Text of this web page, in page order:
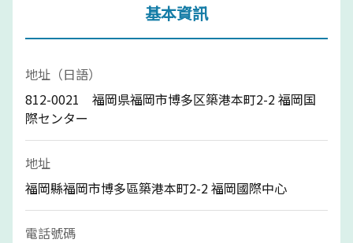
基本資訊
地址（日語）
812-0021 福岡県福岡市博多区築港本町2-2 福岡国
際センター
地址
福岡縣福岡市博多區築港本町2-2 福岡國際中心
電話號碼